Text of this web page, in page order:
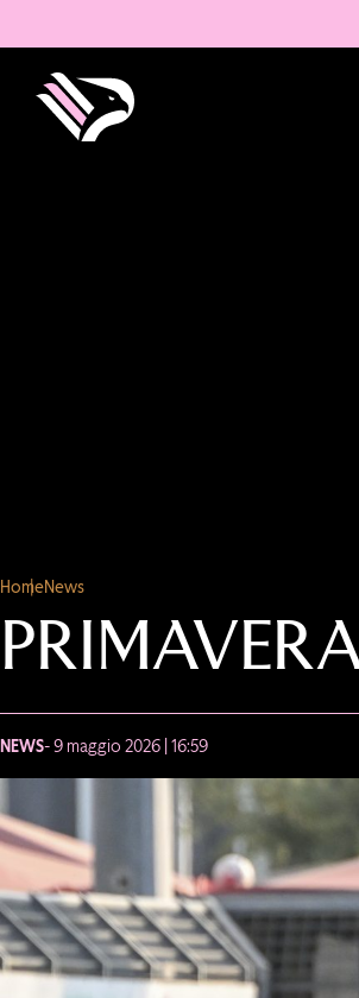
HomeNews
NEWS- 9 maggio 2026 | 16:59